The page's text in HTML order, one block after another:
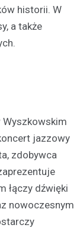
historii. W
a także
jazzowy
zdobywca
łączy dźwięki
nowoczesnym